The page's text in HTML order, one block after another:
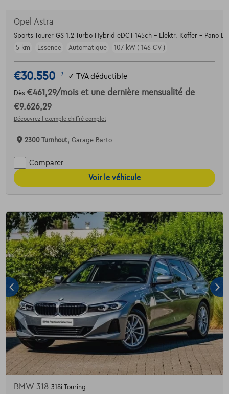
Opel Astra
Sports Tourer GS 1.2 Turbo Hybrid eDCT 145ch - Elektr. Koffer - Pano
5 km
Essence Automatique 107 kW ( 146 CV )
€30.550 1 ✓ TVA déductible
Dès €461,29/mois et une dernière mensualité de
€9.626,29
Découvrez l’exemple chiffré complet
2300 Turnhout, Garage Barto
Comparer
Voir le véhicule
BMW 318 318i Touring